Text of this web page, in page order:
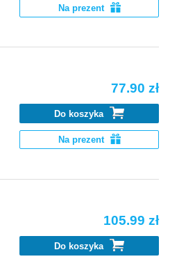
Na prezent
77.90 zł
Do koszyka
Na prezent
105.99 zł
Do koszyka